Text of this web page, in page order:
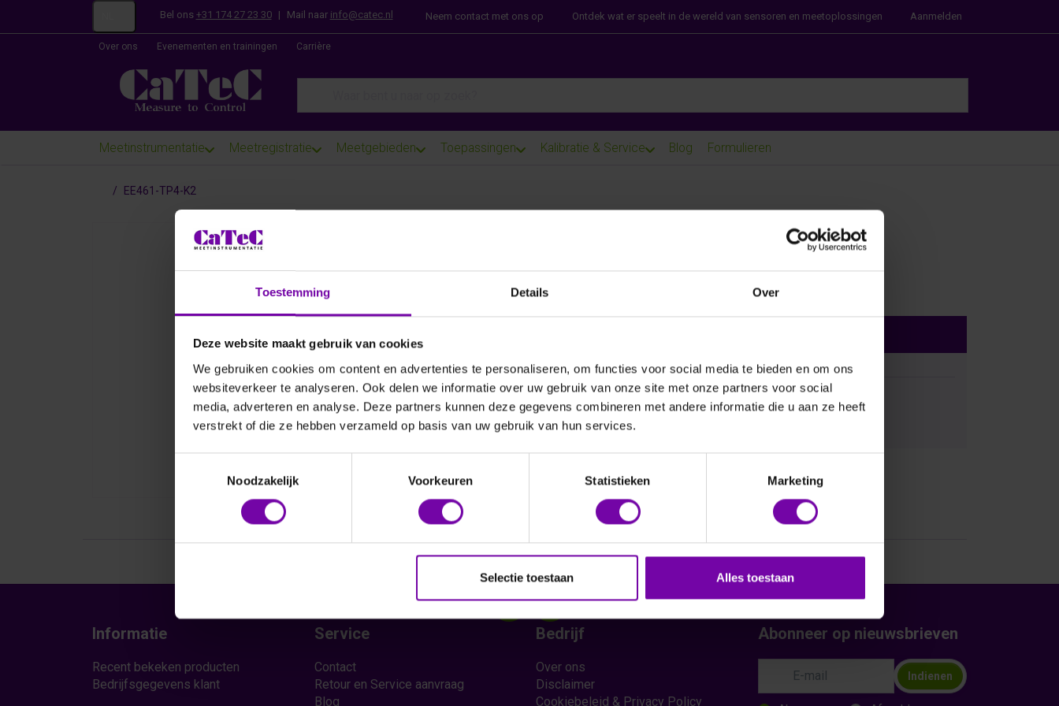
Toestemming Details Over
Deze website maakt gebruik van cookies
We gebruiken cookies om content en advertenties te personaliseren, om functies voor social media te bieden en om ons
websiteverkeer te analyseren. Ook delen we informatie over uw gebruik van onze site met onze partners voor social
media, adverteren en analyse. Deze partners kunnen deze gegevens combineren met andere informatie die u aan ze heeft
verstrekt of die ze hebben verzameld op basis van uw gebruik van hun services.
Noodzakelijk
Voorkeuren Statistieken Marketing
Selectie toestaan Alles toestaan
Bel ons +31 174 27 23 30 | Mail naar info@catec.nl Neem contact met ons op Ontdek wat er speelt in de wereld van sensoren en meetoplossingen Aanmelden
Over ons Evenementen en trainingen Carrière
Meetinstrumentatie Meetregistratie Meetgebieden Toepassingen Kalibratie & Service Blog Formulieren
Startpagina
EE461-TP4-K2
Vraag een offerte aan
Informatie
Recent bekeken producten
Bedrijfsgegevens klant
Service
Contact
Retour en Service aanvraag
Blog
Bedrijf
Over ons
Disclaimer
Cookiebeleid & Privacy Policy
Abonneer op nieuwsbrieven
Indienen